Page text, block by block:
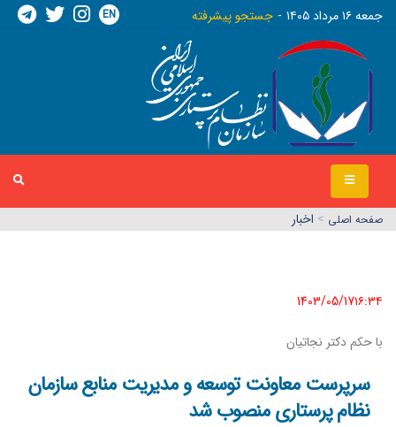
جمعه ١٦ مرداد ١٤٠٥ جستجو پیشرفته EN
صفحه اصلي > اخبار
1403/05/17١٦:٣٤
با حکم دکتر نجاتیان
سرپرست معاونت توسعه و مدیریت منابع سازمان
نظام پرستاری منصوب شد